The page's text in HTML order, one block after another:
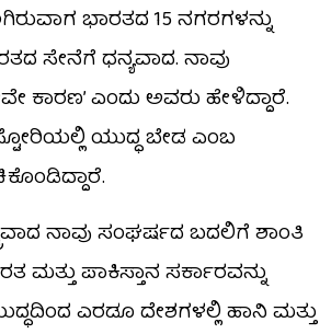
ಭಾರತದ 15 ನಗರಗಳನ್ನು
ಸೇನೆಗೆ ಧನ್ಯವಾದ. ನಾವು
ಕಾರಣ’ ಎಂದು ಅವರು ಹೇಳಿದ್ದಾರೆ.
ಯುದ್ಧ ಬೇಡ ಎಂಬ
ನಾವು ಸಂಘರ್ಷದ ಬದಲಿಗೆ ಶಾಂತಿ
ಮತ್ತು ಪಾಕಿಸ್ತಾನ ಸರ್ಕಾರವನ್ನು
ಎರಡೂ ದೇಶಗಳಲ್ಲಿ ಹಾನಿ ಮತ್ತು